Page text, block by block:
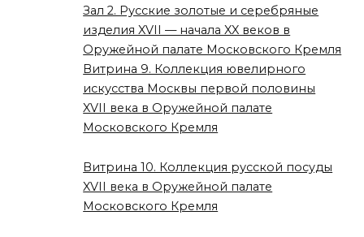
Зал 2. Русские золотые и серебряные
изделия XVII — начала XX веков в
Оружейной палате Московского Кремля
Витрина 9. Коллекция ювелирного
искусства Москвы первой половины
XVII века в Оружейной палате
Московского Кремля
Витрина 10. Коллекция русской посуды
XVII века в Оружейной палате
Московского Кремля